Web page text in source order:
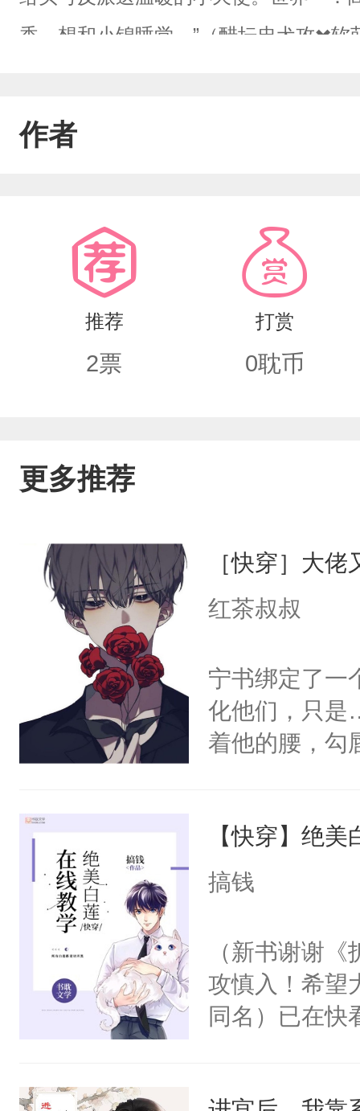
香，想和小锦睡觉。”（醋坛忠犬攻✖️
花心貌美受）世界四：末日大佬的憨憨
贝的支持啦qwq
作者
推荐
2票
打赏
0耽币
更多推荐
［快穿］大
红茶叔叔
宁书绑定了一
化他们，只是
着他的腰，勾
来，给老公
用力——为你
【快穿】绝
搞钱
（新书谢谢
攻慎入！希望
同名）已在快